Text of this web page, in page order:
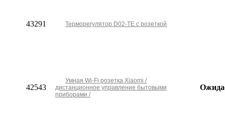
43291 Терморегулятор D02-TE с розеткой
42543
Умная Wi-Fi розетка Xiaomi /
дистанционное управление бытовыми
приборами /